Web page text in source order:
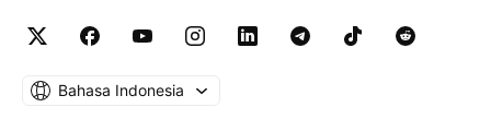
Bahasa Indonesia